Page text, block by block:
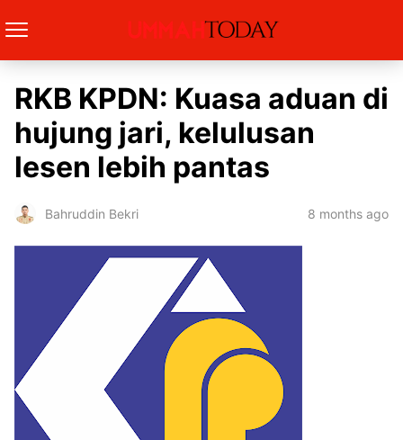
RKB KPDN: Kuasa aduan di
hujung jari, kelulusan
lesen lebih pantas
Bahruddin Bekri 8 months ago